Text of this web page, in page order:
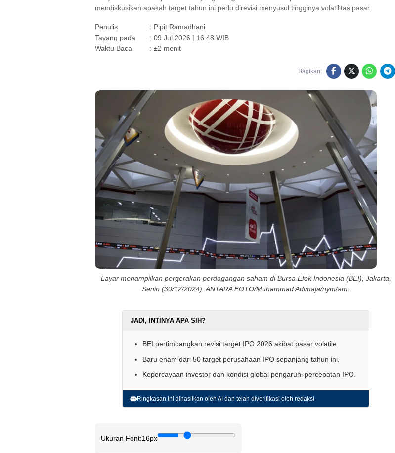
mendiskusikan apakah target tahun ini perlu direvisi menyusul tingginya volatilitas pasar.
Penulis : Pipit Ramadhani
Tayang pada
: 09 Jul 2026 | 16:48 WIB
Waktu Baca
: ±2 menit
Bagikan:
Layar menampilkan pergerakan perdagangan saham di Bursa Efek Indonesia (BEI), Jakarta,
Senin (30/12/2024). ANTARA FOTO/Muhammad Adimaja/nym/am.
JADI, INTINYA APA SIH?
BEI pertimbangkan revisi target IPO 2026 akibat pasar volatile.
Baru enam dari 50 target perusahaan IPO sepanjang tahun ini.
Kepercayaan investor dan kondisi global pengaruhi percepatan IPO.
Ringkasan ini dihasilkan oleh AI dan telah diverifikasi oleh redaksi
Ukuran Font:16px